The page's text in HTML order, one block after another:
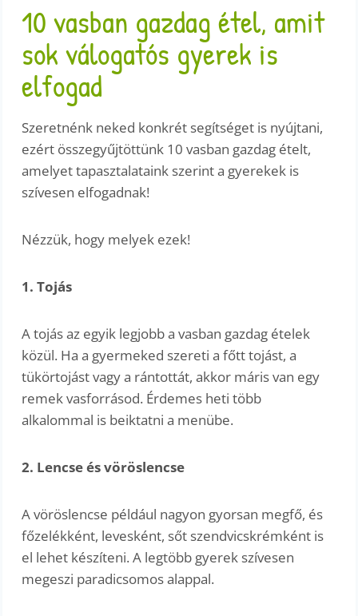
10 vasban gazdag étel, amit
sok válogatós gyerek is
elfogad
Szeretnénk neked konkrét segítséget is nyújtani,
ezért összegyűjtöttünk 10 vasban gazdag ételt,
amelyet tapasztalataink szerint a gyerekek is
szívesen elfogadnak!
Nézzük, hogy melyek ezek!
1. Tojás
A tojás az egyik legjobb a vasban gazdag ételek
közül. Ha a gyermeked szereti a főtt tojást, a
tükörtojást vagy a rántottát, akkor máris van egy
remek vasforrásod. Érdemes heti több
alkalommal is beiktatni a menübe.
2. Lencse és vöröslencse
A vöröslencse például nagyon gyorsan megfő, és
főzelékként, levesként, sőt szendvicskrémként is
el lehet készíteni. A legtöbb gyerek szívesen
megeszi paradicsomos alappal.